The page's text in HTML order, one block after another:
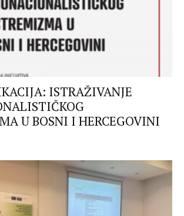
ISTRAŽIVANJE
U BOSNI I HERCEGOVINI